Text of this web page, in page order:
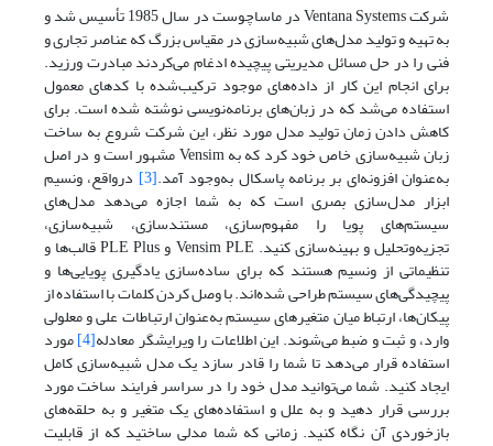
شرکت Ventana Systems در ماساچوست در سال 1985 تأسیس شد و
به تهیه و تولید مدل‌های شبیه‌سازی در مقیاس بزرگ که عناصر تجاری و
فنی را در حل مسائل مدیریتی پیچیده ادغام می‌کردند مبادرت ورزید.
برای انجام این کار از داده‌های موجود ترکیب‌شده با کدهای معمول
استفاده می‌شد که در زبان‌های برنامه‌نویسی نوشته شده است. برای
کاهش دادن زمان تولید مدل مورد نظر، این شرکت شروع به ساخت
زبان شبیه‌سازی خاص خود کرد که به Vensim مشهور است و در اصل
به‌عنوان افزونه‌ای بر برنامه پاسکال به‌وجود آمد.[3] درواقع، ونسیم
ابزار مدل‌سازی بصری است که به شما اجازه می‌دهد مدل‌های
سیستم‌های پویا را مفهوم‌سازی، مستندسازی، شبیه‌سازی،
تجزیه‌وتحلیل و بهینه‌سازی کنید. Vensim PLE و PLE Plus قالب‌ها و
تنظیماتی از ونسیم هستند که برای ساده‌سازی یادگیری پویایی‌ها و
پیچیدگی‌های سیستم طراحی‌ شده‌اند. با وصل کردن کلمات با استفاده از
پیکان‌ها، ارتباط میان متغیرهای سیستم به‌عنوان ارتباطات علی و معلولی
وارد، و ثبت و ضبط می‌شوند. این اطلاعات را ویرایشگر معادله[4] مورد
استفاده قرار می‌‌دهد تا شما را قادر سازد یک مدل شبیه‌سازی کامل
ایجاد کنید. شما می‌توانید مدل خود را در سراسر فرایند ساخت مورد
بررسی قرار دهید و به علل و استفاده‌های یک متغیر و به حلقه‌های
بازخوردی آن نگاه کنید. زمانی که شما مدلی ساختید که از قابلیت